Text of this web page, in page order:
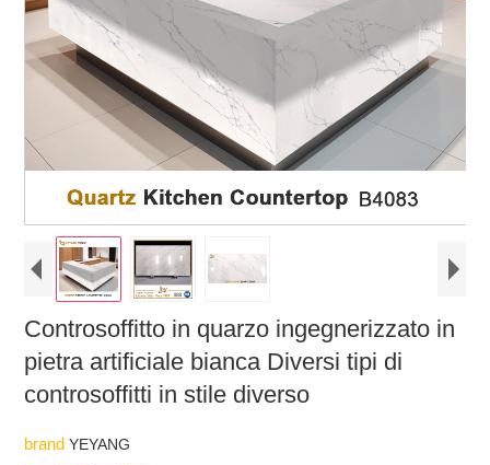
Controsoffitto in quarzo ingegnerizzato in
pietra artificiale bianca Diversi tipi di
controsoffitti in stile diverso
brandYEYANG